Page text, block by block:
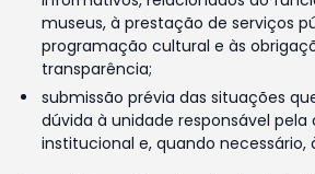
museus, à prestação de serviços
programação cultural e às
transparência;
submissão prévia das situações
dúvida à unidade responsável
institucional e, quando necessário,